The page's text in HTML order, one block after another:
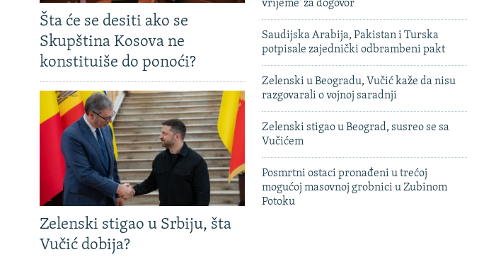
Šta će se desiti ako se
Skupština Kosova ne
konstituiše do ponoći?
Zelenski stigao u Srbiju, šta
Vučić dobija?
vrijeme' za dogovor
Saudijska Arabija, Pakistan i Turska
potpisale zajednički odbrambeni pakt
Zelenski u Beogradu, Vučić kaže da nisu
razgovarali o vojnoj saradnji
Zelenski stigao u Beograd, susreo se sa
Vučićem
Posmrtni ostaci pronađeni u trećoj
mogućoj masovnoj grobnici u Zubinom
Potoku